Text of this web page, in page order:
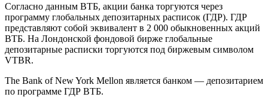
Согласно данным ВТБ, акции банка торгуются через
программу глобальных депозитарных расписок (ГДР). ГДР
представляют собой эквивалент в 2 000 обыкновенных акций
ВТБ. На Лондонской фондовой бирже глобальные
депозитарные расписки торгуются под биржевым символом
VTBR.
The Bank of New York Mellon является банком — депозитарием
по программе ГДР ВТБ.